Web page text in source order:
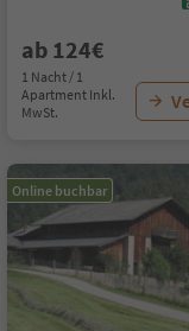
ab 124€
1 Nacht / 1
Apartment Inkl.
MwSt.
Online buchbar